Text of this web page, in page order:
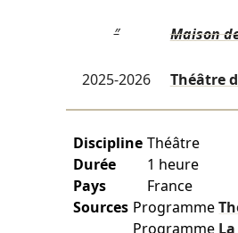
″ Maison
2025-2026 Théâtre
Discipline Théâtre
Durée
1 heure
Pays
France
Sources Programme
Programme